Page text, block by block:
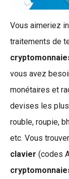
Vous aimeriez
traitements de
vous avez
monétaires et
devises les plus
rouble, roupie,
etc. Vous
clavier (codes